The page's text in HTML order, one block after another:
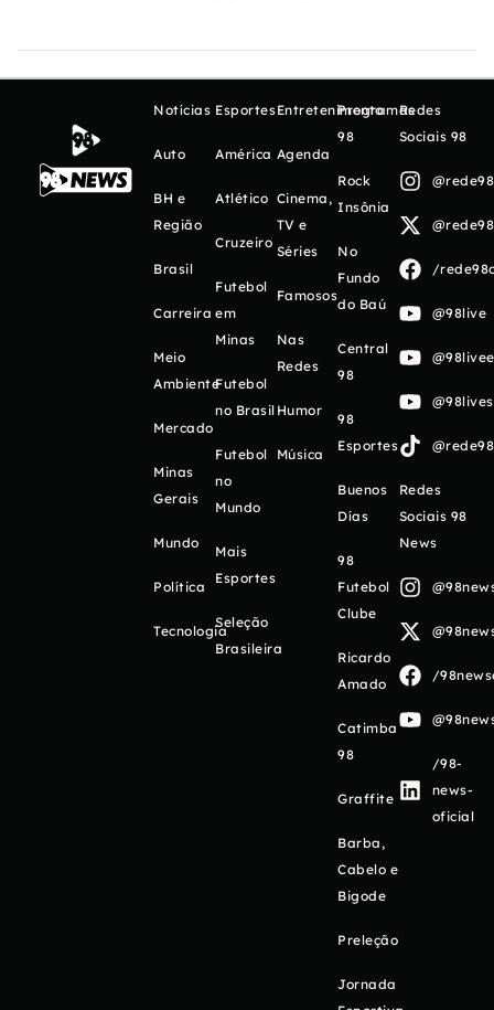
Notícias
Auto
BH e
Região
Brasil
Carreira
Meio
Ambiente
Mercado
Minas
Gerais
Mundo
Política
Tecnologia
Esportes
América
Atlético
Cruzeiro
Futebol
em
Minas
Futebol
no Brasil
Futebol
no
Mundo
Mais
Esportes
Seleção
Brasileira
Entretenimento
Agenda
Cinema,
TV e
Séries
Famosos
Nas
Redes
Humor
Música
Programas
98
Rock
Insônia
No
Fundo
do Baú
Central
98
98
Esportes
Buenos
Días
98
Futebol
Clube
Ricardo
Amado
Catimba
98
Graffite
Barba,
Cabelo e
Bigode
Preleção
Jornada
Redes
Sociais 98
/
@98live
Redes
Sociais 98
News
/
/98-
news-
oficial